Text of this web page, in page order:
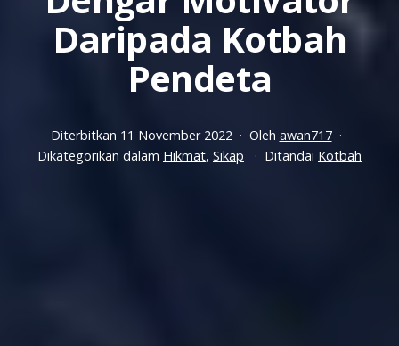
Daripada Kotbah
Pendeta
Diterbitkan 11 November 2022 Oleh awan717
Dikategorikan dalam Hikmat, Sikap Ditandai Kotbah